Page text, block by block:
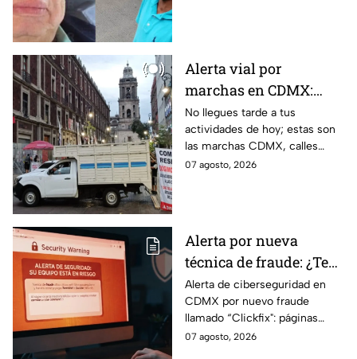
Alerta vial por
marchas en CDMX:
Manifestantes retiran
bloqueo en Canela y Eje
3 Sur, colonia Granjas
México
No llegues tarde a tus
actividades de hoy; estas son
las marchas CDMX, calles
cerradas y bloqueos que
07 agosto, 2026
Alerta por nueva
técnica de fraude: ¿Te
piden copiar códigos
extraños en la PC?
Cuidado, podrías ser
víctima del peligroso
Alerta de ciberseguridad en
CDMX por nuevo fraude
llamado “Clickfix": páginas
falsas que engañan para
07 agosto, 2026